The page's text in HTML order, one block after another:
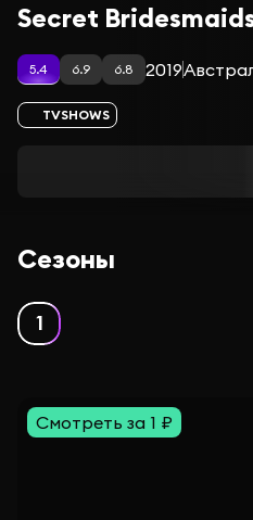
Secret
5.4 6.9 6.8 2019
TVSHOWS
Сезоны
1
Смотреть за 1 ₽